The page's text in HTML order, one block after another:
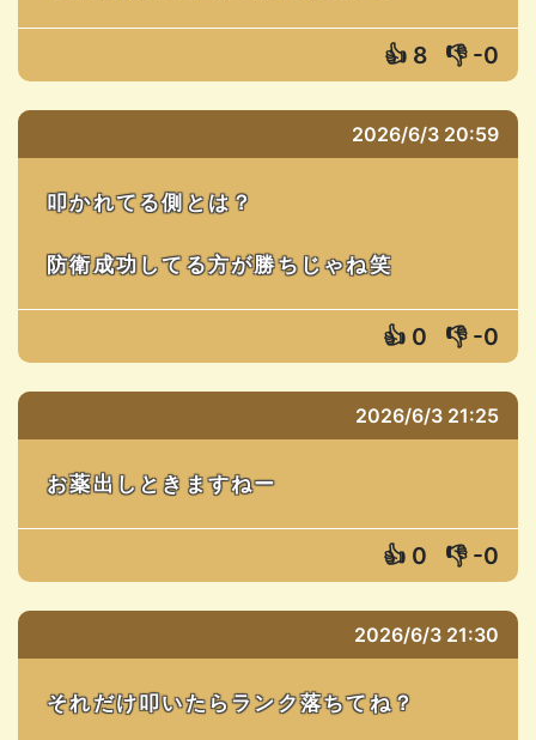
👍 8 👎 -0
2026/6/3 20:59
叩かれてる側とは？
防衛成功してる方が勝ちじゃね笑
👍 0 👎 -0
2026/6/3 21:25
お薬出しときますねー
👍 0 👎 -0
2026/6/3 21:30
それだけ叩いたらランク落ちてね？